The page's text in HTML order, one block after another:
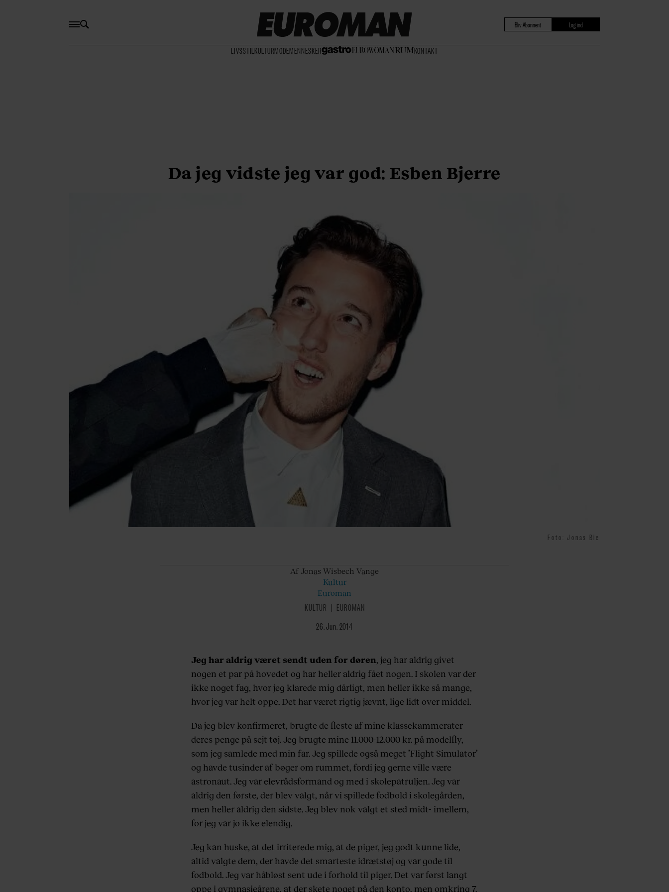
LIVSSTIL KULTURMODEMENNESKER KONTAKT
Bliv Abonnent Log ind
Da jeg vidste jeg var god: Esben Bjerre
Foto: Jonas Bie
Af Jonas Wisbech Vange
Kultur
Euroman
KULTUR
EUROMAN
26. Jun. 2014
Jeg har aldrig været sendt uden for døren, jeg har aldrig givet
nogen et par på hovedet og har heller aldrig fået nogen. I skolen var der
ikke noget fag, hvor jeg klarede mig dårligt, men heller ikke så mange,
hvor jeg var helt oppe. Det har været rigtig jævnt, lige lidt over middel.
Da jeg blev konfirmeret, brugte de fleste af mine klassekammerater
deres penge på sejt tøj. Jeg brugte mine 11.000-12.000 kr. på modelfly,
som jeg samlede med min far. Jeg spillede også meget ’Flight Simulator’
og havde tusinder af bøger om rummet, fordi jeg gerne ville være
astronaut. Jeg var elevrådsformand og med i skolepatruljen. Jeg var
aldrig den første, der blev valgt, når vi spillede fodbold i skolegården,
men heller aldrig den sidste. Jeg blev nok valgt et sted midt- imellem,
for jeg var jo ikke elendig.
Jeg kan huske, at det irriterede mig, at de piger, jeg godt kunne lide,
altid valgte dem, der havde det smarteste idrætstøj og var gode til
fodbold. Jeg var håbløst sent ude i forhold til piger. Det var først langt
oppe i gymnasieårene, at der skete noget på den konto, men omkring 7.